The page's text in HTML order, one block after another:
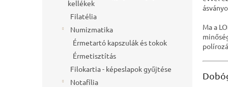
kellékek
Filatélia
Numizmatika
Érmetartó kapszulák és tokok
Érmetisztítás
Filokartia - képeslapok gyűjtése
Notafília
Ma a